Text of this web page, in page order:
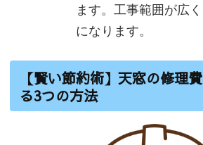
ます。工事範囲が広
になります。
【賢い節約術】天窓の修理
る3つの方法